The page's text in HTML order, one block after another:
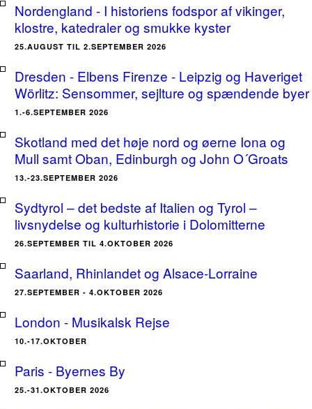
Nordengland - I historiens fodspor af vikinger,
klostre, katedraler og smukke kyster
25.AUGUST TIL 2.SEPTEMBER 2026
Dresden - Elbens Firenze - Leipzig og Haveriget
Wörlitz: Sensommer, sejlture og spændende byer
1.-6.SEPTEMBER 2026
Skotland med det høje nord og øerne Iona og
Mull samt Oban, Edinburgh og John O´Groats
13.-23.SEPTEMBER 2026
Sydtyrol – det bedste af Italien og Tyrol –
livsnydelse og kulturhistorie i Dolomitterne
26.SEPTEMBER TIL 4.OKTOBER 2026
Saarland, Rhinlandet og Alsace-Lorraine
27.SEPTEMBER - 4.OKTOBER 2026
London - Musikalsk Rejse
10.-17.OKTOBER
Paris - Byernes By
25.-31.OKTOBER 2026